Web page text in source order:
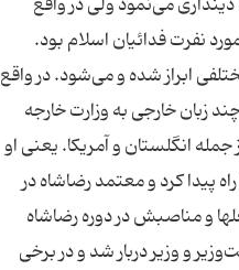
نفرت فدائیان اسلام بود.
ابراز شده و می‌شود. در واقع
خارجی به وزارت خارجه
انگلستان و آمریکا. یعنی او
پیدا کرد و معتمد رضاشاه در
و مناصبش در دوره رضاشاه
و وزیر دربار شد و در برخی